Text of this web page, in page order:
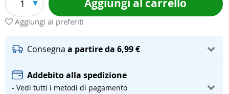
1 Aggiungi al carrello
Aggiungi ai preferiti
Consegna a partire da 6,99 €
Addebito alla spedizione
- Vedi tutti i metodi di pagamento